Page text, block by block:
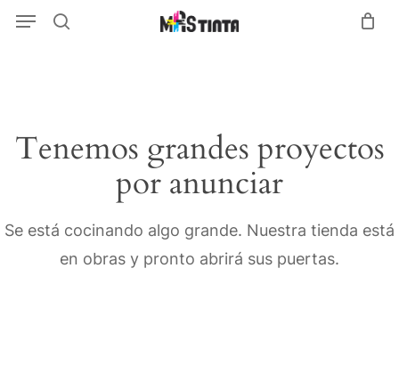
SkipMenu
Tenemos grandes proyectos
por anunciar
Se está cocinando algo grande. Nuestra tienda está
en obras y pronto abrirá sus puertas.
Menu